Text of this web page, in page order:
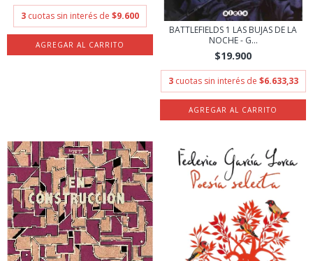
3 cuotas sin interés de $9.600
BATTLEFIELDS 1 LAS BUJAS DE LA
NOCHE - G...
$19.900
3 cuotas sin interés de $6.633,33